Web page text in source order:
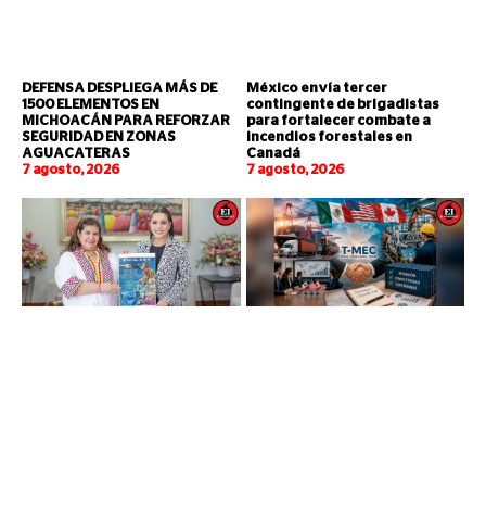
DEFENSA DESPLIEGA MÁS DE
1500 ELEMENTOS EN
MICHOACÁN PARA REFORZAR
SEGURIDAD EN ZONAS
AGUACATERAS
7 agosto, 2026
México envía tercer
contingente de brigadistas
para fortalecer combate a
incendios forestales en
Canadá
7 agosto, 2026